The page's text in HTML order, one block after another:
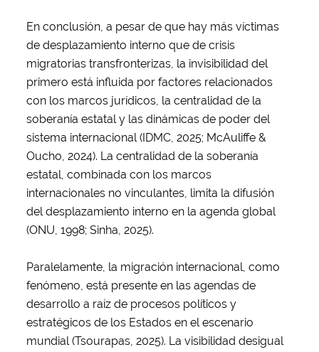
En conclusión, a pesar de que hay más víctimas
de desplazamiento interno que de crisis
migratorias transfronterizas, la invisibilidad del
primero está influida por factores relacionados
con los marcos jurídicos, la centralidad de la
soberanía estatal y las dinámicas de poder del
sistema internacional (IDMC, 2025; McAuliffe &
Oucho, 2024). La centralidad de la soberanía
estatal, combinada con los marcos
internacionales no vinculantes, limita la difusión
del desplazamiento interno en la agenda global
(ONU, 1998; Sinha, 2025).
Paralelamente, la migración internacional, como
fenómeno, está presente en las agendas de
desarrollo a raíz de procesos políticos y
estratégicos de los Estados en el escenario
mundial (Tsourapas, 2025). La visibilidad desigual